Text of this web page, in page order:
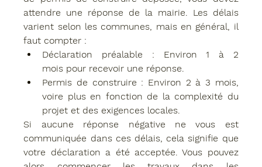
attendre une réponse de la mairie. Les délais
varient selon les communes, mais en général, il
faut compter :
Déclaration préalable : Environ 1 à 2
mois pour recevoir une réponse.
Permis de construire : Environ 2 à 3 mois,
voire plus en fonction de la complexité du
projet et des exigences locales.
Si aucune réponse négative ne vous est
communiquée dans ces délais, cela signifie que
votre déclaration a été acceptée. Vous pouvez